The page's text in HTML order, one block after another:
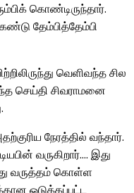
கொண்டிருந்தார்.
தேம்பித்தேம்பி
வெளிவந்த சில
செய்தி சிவராமனை
நேரத்தில் வந்தார்.
வருகிறார்…. இது
வருத்தம் கொள்ள